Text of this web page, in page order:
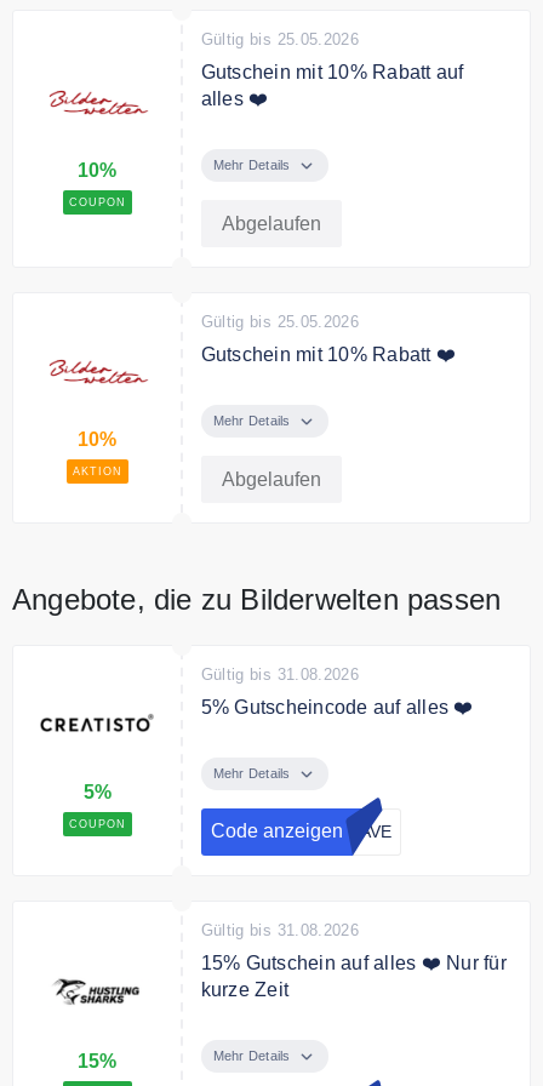
10%
COUPON
Gültig bis 25.05.2026
Gutschein mit 10% Rabatt auf
alles ❤️
gesamte Sortiment ab 19€
Mehr Details
Abgelaufen
10%
AKTION
Gültig bis 25.05.2026
Gutschein mit 10% Rabatt ❤️
Sortiment ab 19€ Einkaufswert auf
Mehr Details
Abgelaufen
Angebote, die zu Bilderwelten passen
5%
COUPON
Gültig bis 31.08.2026
5% Gutscheincode auf alles ❤️
auf Ihre Bestellung
Bedingungen
Ab 60€ Mindestbestellwert.
Mehr Details
Code anzeigen SAVE
15%
Gültig bis 31.08.2026
15% Gutschein auf alles ❤️ Nur für
kurze Zeit
15% auf das gesamte Sortiment.
Mehr Details